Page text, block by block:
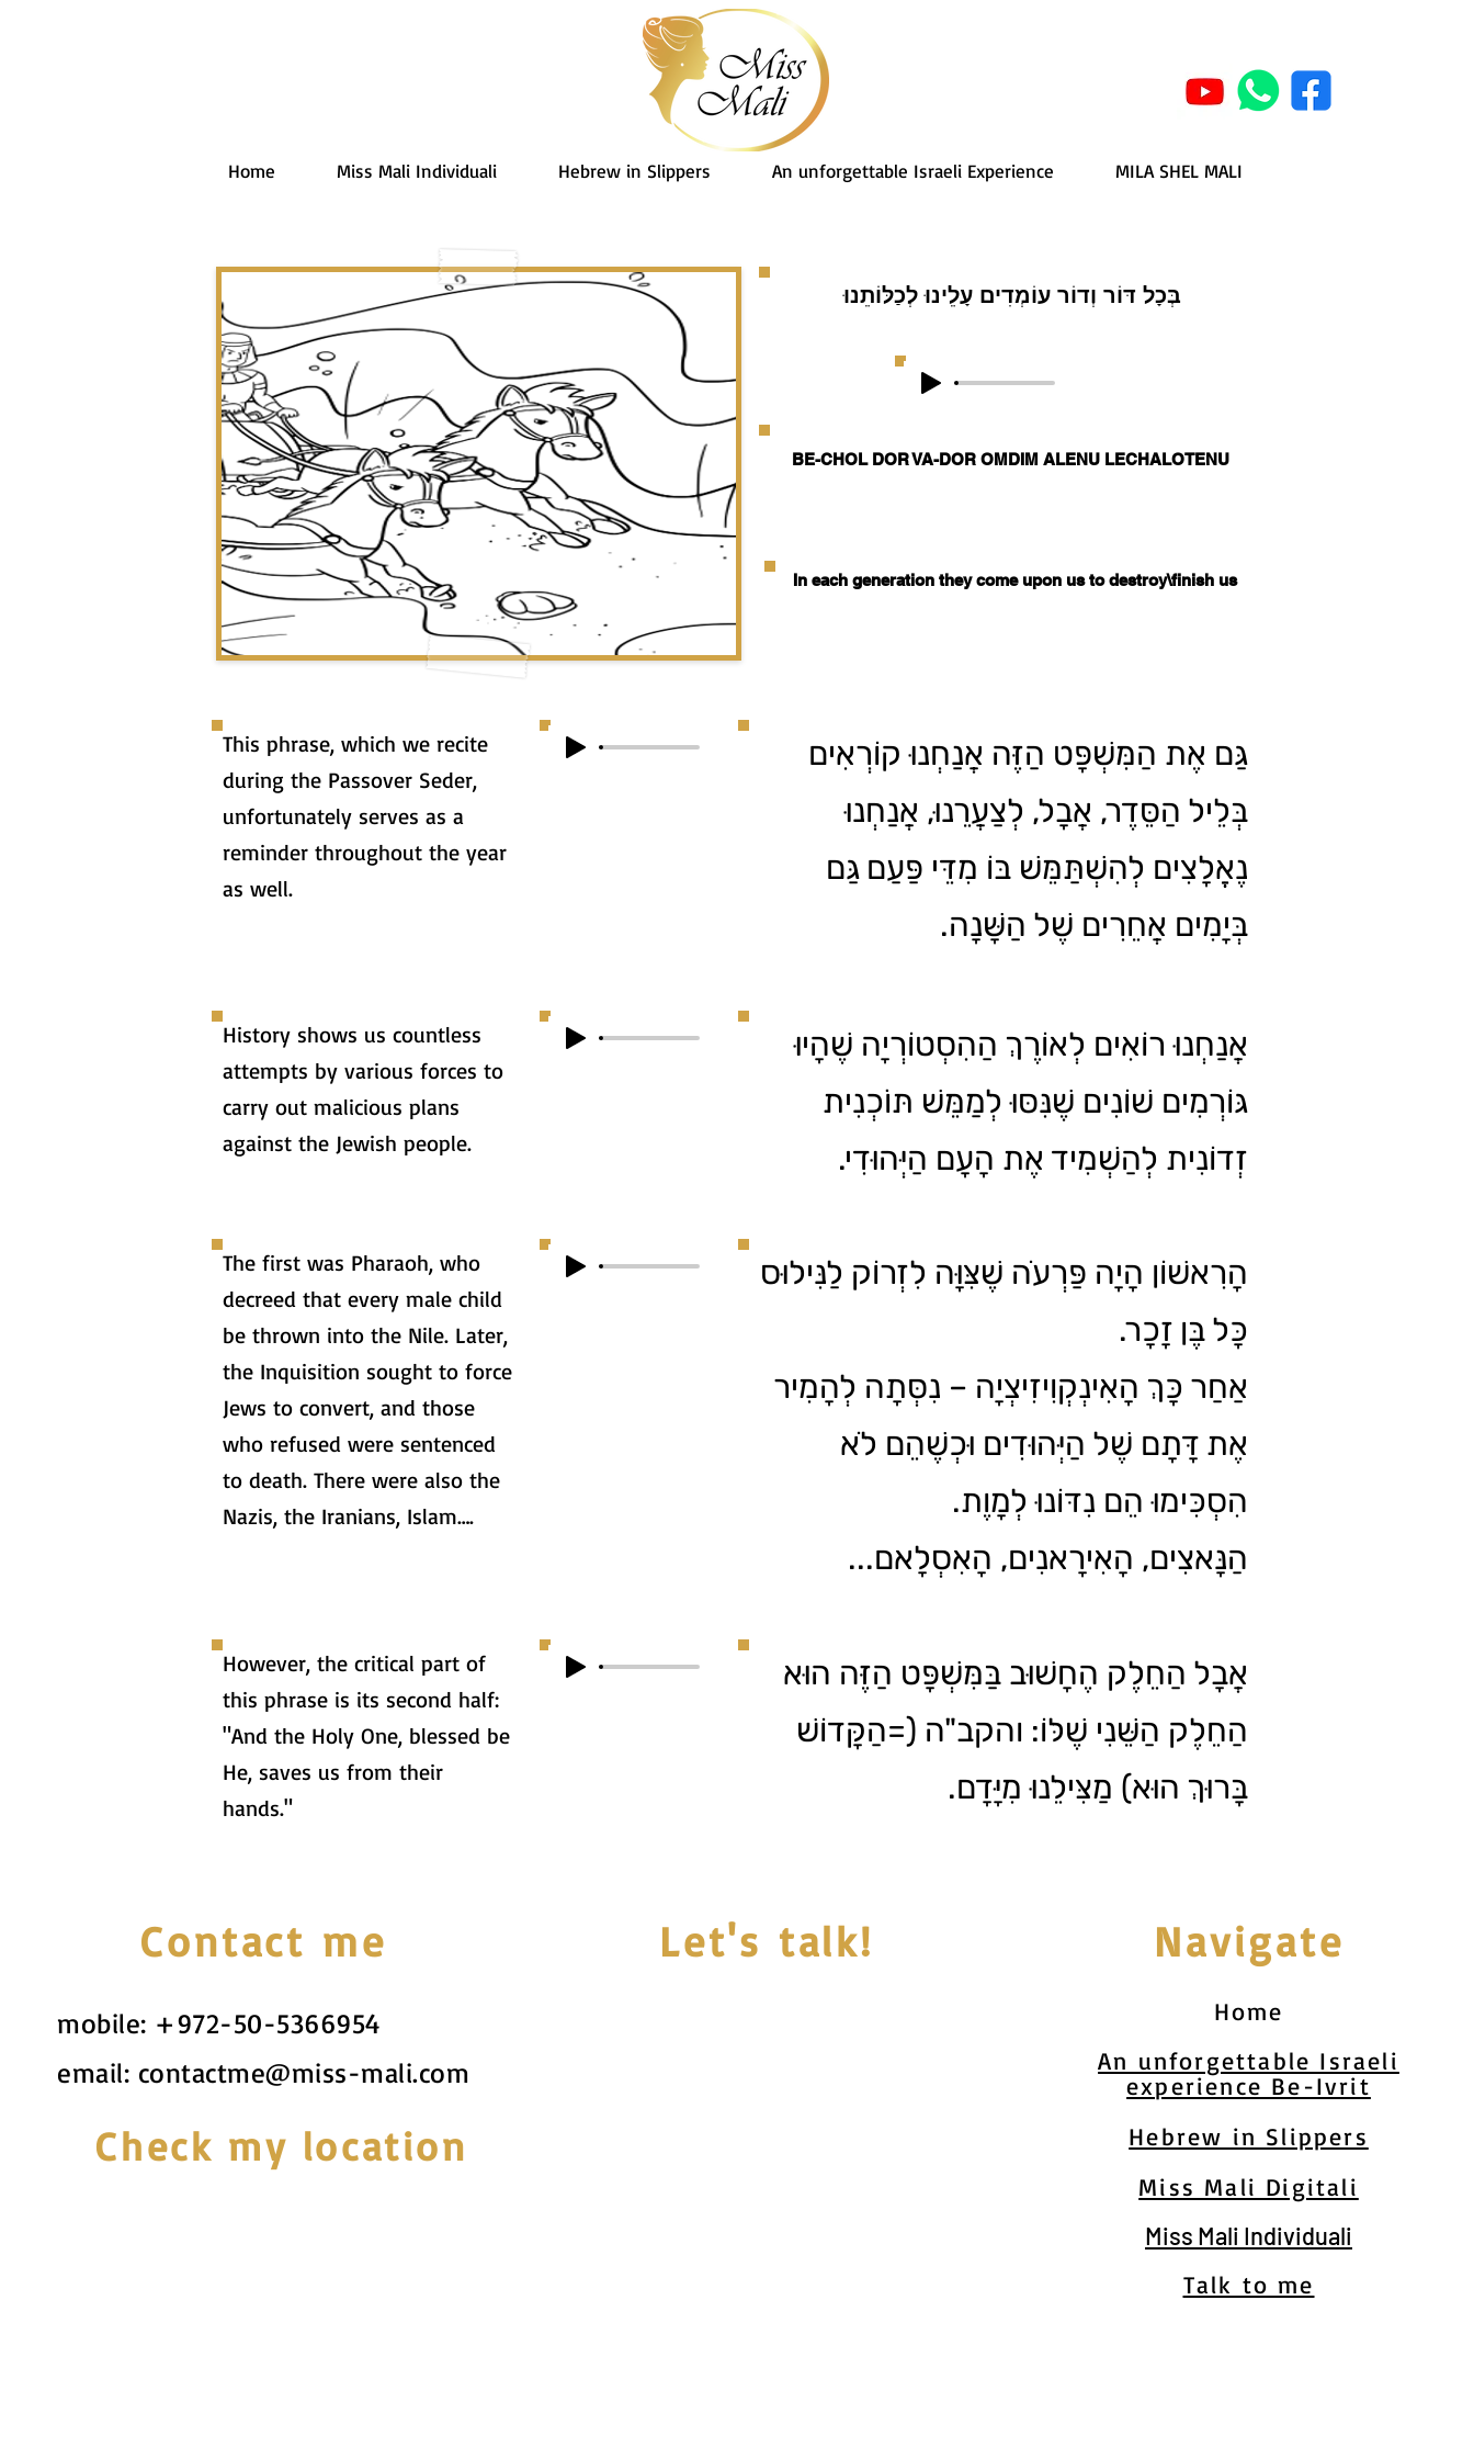
Home Miss Mali Individuali Hebrew in Slippers An unforgettable Israeli Experience MILA SHEL MALI
בְּכָל דּוֹר וְדוֹר עוֹמְדִים עָלֵינוּ לְכַלּוֹתֵנוּ
BE-CHOL DOR VA-DOR OMDIM ALENU LECHALOTENU
In each generation they come upon us to destroy\finish us
This phrase, which we recite
during the Passover Seder,
unfortunately serves as a
reminder throughout the year
as well.
גַּם אֶת הַמִּשְׁפָּט הַזֶּה אֲנַחְנוּ קוֹרְאִים
בְּלֵיל הַסֵּדֶר, אֲבָל, לְצַעֲרֵנוּ, אֲנַחְנוּ
נֶאֱלָצִים לְהִשְׁתַּמֵּשׁ בּוֹ מִדֵּי פַּעַם גַּם
בְּיָמִים אֲחֵרִים שֶׁל הַשָּׁנָה.
History shows us countless
attempts by various forces to
carry out malicious plans
against the Jewish people.
אֲנַחְנוּ רוֹאִים לְאוֹרֶךְ הַהִסְטוֹרְיָה שֶׁהָיוּ
גּוֹרְמִים שׁוֹנִים שֶׁנִּסּוּ לְמַמֵּשׁ תּוֺכְנִית
זְדוֹנִית לְהַשְׁמִיד אֶת הָעָם הַיְּהוּדִי.
The first was Pharaoh, who
decreed that every male child
be thrown into the Nile. Later,
the Inquisition sought to force
Jews to convert, and those
who refused were sentenced
to death. There were also the
Nazis, the Iranians, Islam….
הָרִאשׁוֹן הָיָה פַּרְעֹה שֶׁצִּוָּה לִזְרוֹק לַנִּילוּס
כָּל בֶּן זָכָר.
אַחַר כָּךְ הָאִינְקְוִיזִיצְיָה – נִסְּתָה לְהָמִיר
אֶת דָּתָם שֶׁל הַיְּהוּדִים וּכְשֶׁהֵם לֹא
הִסְכִּימוּ הֵם נִדּוֹנוּ לְמָוֶת.
הַנָּאצִים, הָאִירָאנִים, הָאִסְלָאם...
However, the critical part of
this phrase is its second half:
"And the Holy One, blessed be
He, saves us from their
hands."
אֲבָל הַחֵלֶק הֶחָשׁוּב בַּמִּשְׁפָּט הַזֶּה הוּא
הַחֵלֶק הַשֵּׁנִי שֶׁלּוֹ: והקב"ה (=הַקָּדוֹשׁ
בָּרוּךְ הוּא) מַצִּילֵנוּ מִיָּדָם.
Contact me
mobile: +972-50-5366954
email: contactme@miss-mali.com
Check my location
Let's talk! Navigate
Home
An unforgettable Israeli
experience Be-Ivrit
Hebrew in Slippers
Miss Mali Digitali
Miss Mali Individuali
Talk to me